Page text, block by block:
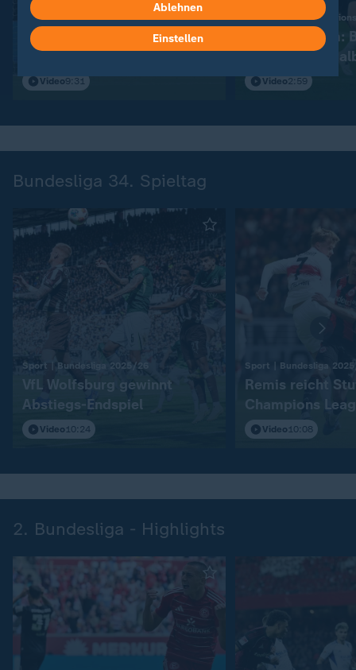
Sport | UEFA Champions League - Saison 2025/26
PSG schlägt Arsenal im
Elfmeterschießen
Video9:31
Aus der Traum:
scheitert im
Video2:59
Bundesliga 34. Spieltag
Sport | Bundesliga 2025/26:
VfL Wolfsburg gewinnt
Abstiegs-Endspiel
Video 10:24
Sport | Bundesliga
Remis reicht
Champions
Video 10:08
2. Bundesliga - Highlights
Ablehnen
Einstellen